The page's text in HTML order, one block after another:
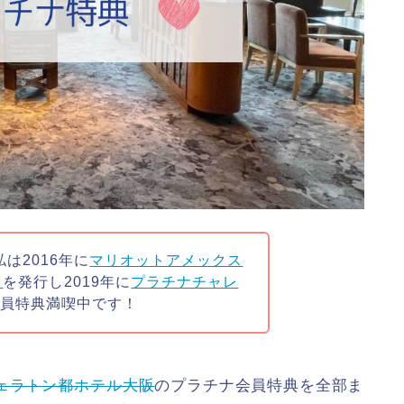
は2016年に マリオットアメックス
を発行し2019年に プラチナチャレ
特典満喫中です！
ラトン都ホテル大阪のプラチナ会員特典を全部ま